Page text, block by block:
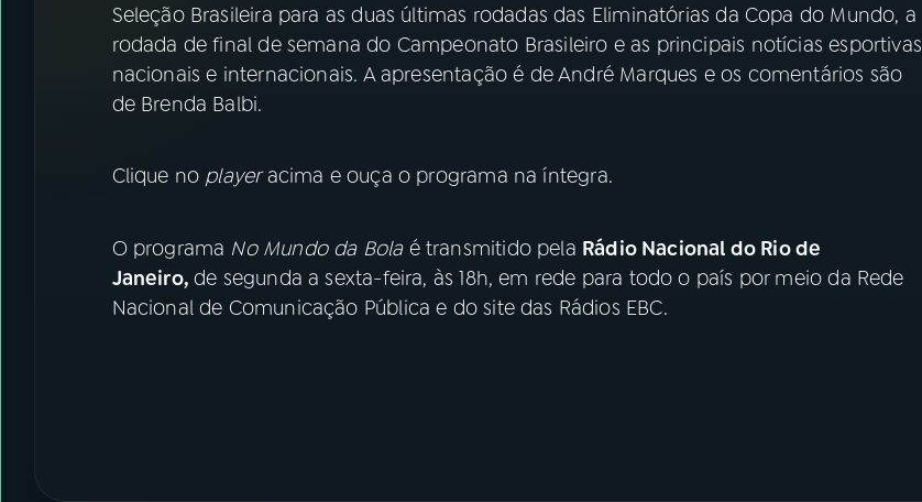
Seleção Brasileira para as duas últimas rodadas das Eliminatórias da Copa do Mundo, a
rodada de final de semana do Campeonato Brasileiro e as principais notícias esportivas
nacionais e internacionais. A apresentação é de André Marques e os comentários são
de Brenda Balbi.
Clique no playeracima e ouça o programa na íntegra.
O programa No Mundo da Bolaé transmitido pela Rádio Nacional do Rio de
Janeiro,de segunda a sexta-feira, às 18h, em rede para todo o país por meio da Rede
Nacional de Comunicação Pública e do site das Rádios EBC.